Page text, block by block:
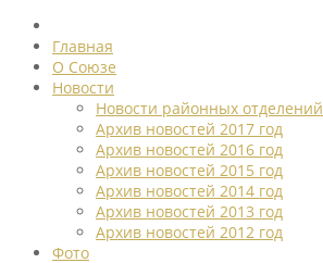
Главная
О Союзе
Новости
Новости районных отделений
Архив новостей 2017 год
Архив новостей 2016 год
Архив новостей 2015 год
Архив новостей 2014 год
Архив новостей 2013 год
Архив новостей 2012 год
Фото